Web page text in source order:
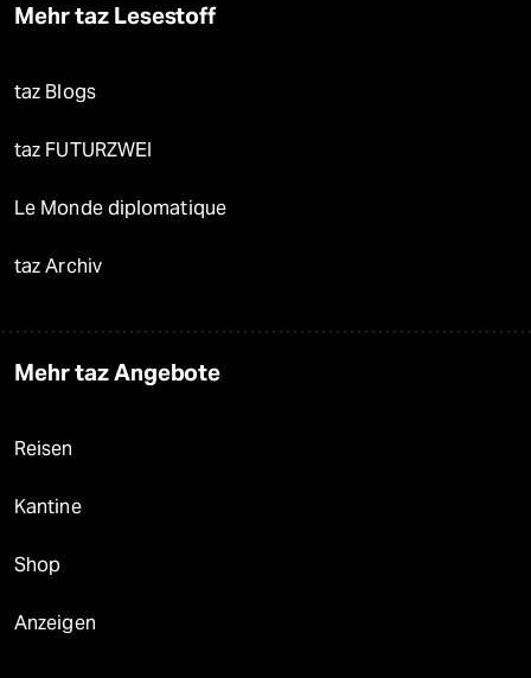
Mehr taz Lesestoff
taz Blogs
taz FUTURZWEI
Le Monde diplomatique
taz Archiv
Mehr taz Angebote
Reisen
Kantine
Shop
Anzeigen